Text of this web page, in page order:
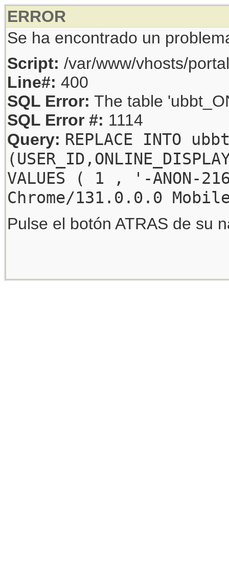
ERROR
Se ha encontrado un
Script: /var/www/vhosts/
Line#: 400
SQL Error: The table
SQL Error #: 1114
Query: REPLACE INTO
VALUES ( 1 , '-
Chrome/131.0.0.0
Pulse el botón ATRAS de su